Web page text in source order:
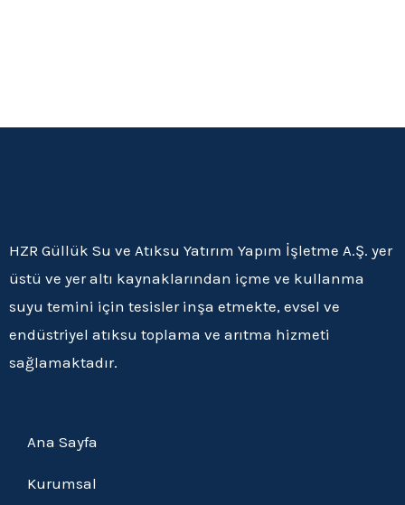
HZR Güllük Su ve Atıksu Yatırım Yapım İşletme A.Ş. yer
üstü ve yer altı kaynaklarından içme ve kullanma
suyu temini için tesisler inşa etmekte, evsel ve
endüstriyel atıksu toplama ve arıtma hizmeti
sağlamaktadır.
Ana Sayfa
Kurumsal